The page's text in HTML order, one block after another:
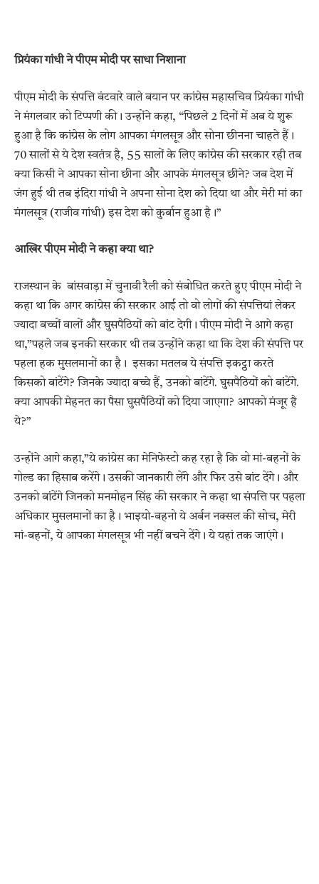
प्रियंका गांधी ने पीएम मोदी पर साधा निशाना
पीएम मोदी के संपत्ति बंटवारे वाले बयान पर कांग्रेस महासचिव प्रियंका गांधी
ने मंगलवार को टिप्पणी की। उन्होंने कहा, “पिछले 2 दिनों में अब ये शुरू
हुआ है कि कांग्रेस के लोग आपका मंगलसूत्र और सोना छीनना चाहते हैं।
70 सालों से ये देश स्वतंत्र है, 55 सालों के लिए कांग्रेस की सरकार रही तब
क्या किसी ने आपका सोना छीना और आपके मंगलसूत्र छीने? जब देश में
जंग हुई थी तब इंदिरा गांधी ने अपना सोना देश को दिया था और मेरी मां का
मंगलसूत्र (राजीव गांधी) इस देश को कुर्बान हुआ है।”
आखिर पीएम मोदी ने कहा क्या था?
राजस्थान के बांसवाड़ा में चुनावी रैली को संबोधित करते हुए पीएम मोदी ने
कहा था कि अगर कांग्रेस की सरकार आई तो वो लोगों की संपत्तियां लेकर
ज्यादा बच्चों वालों और घुसपैठियों को बांट देगी। पीएम मोदी ने आगे कहा
था,”पहले जब इनकी सरकार थी तब उन्होंने कहा था कि देश की संपत्ति पर
पहला हक मुसलमानों का है। इसका मतलब ये संपत्ति इकट्ठा करते
किसको बांटेंगे? जिनके ज्यादा बच्चे हैं, उनको बांटेंगे. घुसपैठियों को बांटेंगे.
क्या आपकी मेहनत का पैसा घुसपैठियों को दिया जाएगा? आपको मंजूर है
ये?”
उन्होंने आगे कहा,”ये कांग्रेस का मेनिफेस्टो कह रहा है कि वो मां-बहनों के
गोल्ड का हिसाब करेंगे। उसकी जानकारी लेंगे और फिर उसे बांट देंगे। और
उनको बांटेंगे जिनको मनमोहन सिंह की सरकार ने कहा था संपत्ति पर पहला
अधिकार मुसलमानों का है। भाइयो-बहनो ये अर्बन नक्सल की सोच, मेरी
मां-बहनों, ये आपका मंगलसूत्र भी नहीं बचने देंगे। ये यहां तक जाएंगे।